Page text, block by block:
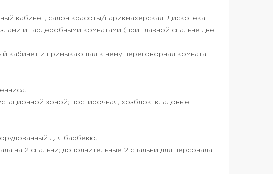
кабинет, салон красоты/парикмахерская. Дискотека.
и гардеробными комнатами (при главной спальне две
кабинет и примыкающая к нему переговорная комната.
зоной; постирочная, хозблок, кладовые.
для барбекю.
на 2 спальни; дополнительные 2 спальни для персонала